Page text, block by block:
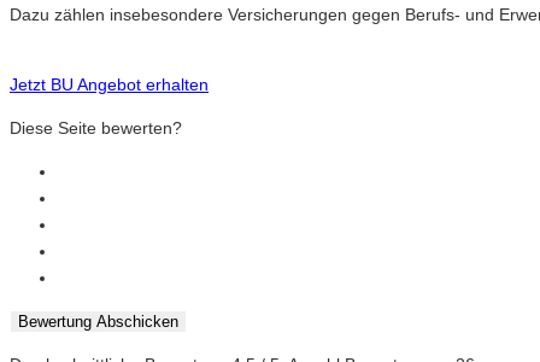
Dazu zählen insebesondere Versicherungen gegen Berufs- und
Jetzt BU Angebot erhalten
Diese Seite bewerten?
Bewertung Abschicken